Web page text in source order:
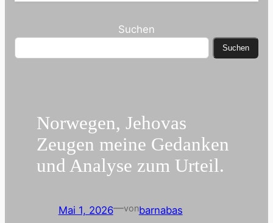
Suchen
Suchen
Norwegen, Jehovas
Zeugen meine Gedanken
und Analyse zum Urteil.
Mai 1, 2026—vonbarnabas